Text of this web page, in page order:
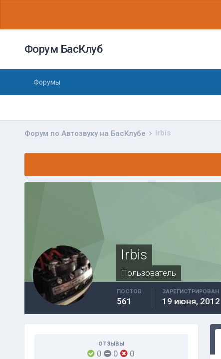
Форум БасКлуб
Форумы
Форум по Автозвуку на БасКлубе Irbis
Irbis
Пользователь
ПОСТОВ
561
ЗАРЕГИСТРИРОВАН
19 июня, 2012
ОТЗЫВЫ
0 0 0